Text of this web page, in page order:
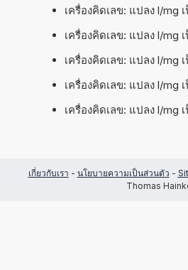
เครื่องคิดเลข: แปลง l/mg
เครื่องคิดเลข: แปลง l/mg
เครื่องคิดเลข: แปลง l/mg
เครื่องคิดเลข: แปลง l/mg
เครื่องคิดเลข: แปลง l/mg
เกี่ยวกับเรา - นโยบายความเป็นส่วนตัว -
Thomas